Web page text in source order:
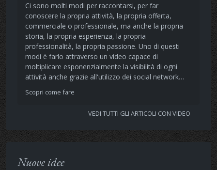
Ci sono molti modi per raccontarsi, per far
conoscere la propria attività, la propria offerta,
commerciale o professionale, ma anche la propria
storia, la propria esperienza, la propria
professionalità, la propria passione. Uno di questi
modi è farlo attraverso un video capace di
moltiplicare esponenzialmente la visibilità di ogni
attività anche grazie all'utilizzo dei social network…
Scopri come fare
VEDI TUTTI GLI ARTICOLI CON VIDEO
Nuove idee